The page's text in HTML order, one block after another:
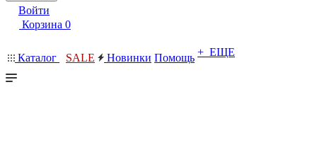
Войти
Корзина 0
Каталог SALE Новинки Помощь + ЕЩЕ